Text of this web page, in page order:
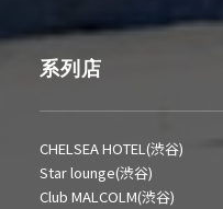
系列店
CHELSEA HOTEL(渋谷)
Star lounge(渋谷)
Club MALCOLM(渋谷)